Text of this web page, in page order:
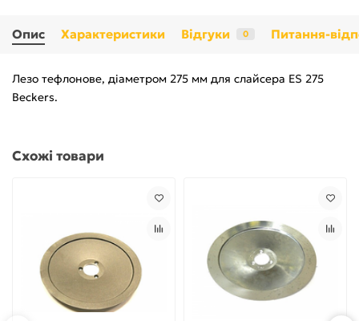
Опис Характеристики Відгуки 0 Питання-
Лезо тефлонове, діаметром 275 мм для слайсера ES 275
Beckers.
Схожі товари